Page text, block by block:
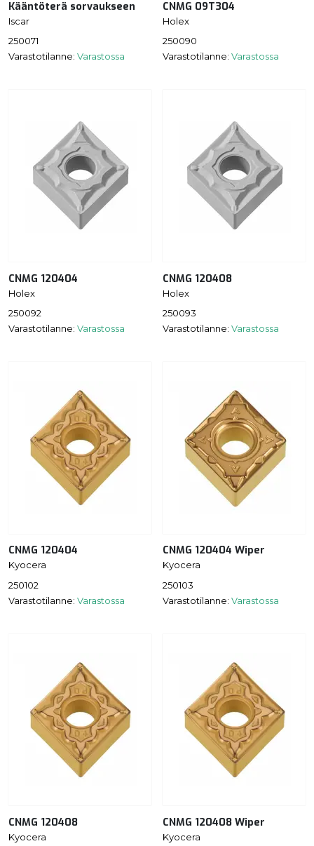
Kääntöterä sorvaukseen
Iscar
250071
Varastotilanne: Varastossa
CNMG 09T304
Holex
250090
Varastotilanne: Varastossa
CNMG 120404
Holex
250092
Varastotilanne: Varastossa
CNMG 120408
Holex
250093
Varastotilanne: Varastossa
CNMG 120404
Kyocera
250102
Varastotilanne: Varastossa
CNMG 120404 Wiper
Kyocera
250103
Varastotilanne: Varastossa
CNMG 120408
Kyocera
CNMG 120408 Wiper
Kyocera